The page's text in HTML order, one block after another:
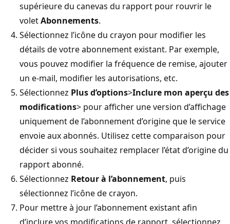
supérieure du canevas du rapport pour rouvrir le
voletAbonnements.
Sélectionnez l’icône du crayon pour modifier les
détails de votre abonnement existant. Par exemple,
vous pouvez modifier la fréquence de remise, ajouter
un e-mail, modifier les autorisations, etc.
Sélectionnez Plus d’options>Inclure mon aperçu des
modifications> pour afficher une version d’affichage
uniquement de l’abonnement d’origine que le service
envoie aux abonnés. Utilisez cette comparaison pour
décider si vous souhaitez remplacer l’état d’origine du
rapport abonné.
Sélectionnez Retour à l’abonnement, puis
sélectionnez l’icône de crayon.
Pour mettre à jour l’abonnement existant afin